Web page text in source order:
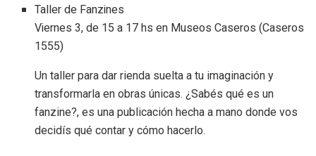
Taller de Fanzines
Viernes 3, de 15 a 17 hs en Museos Caseros (Caseros
1555)
Un taller para dar rienda suelta a tu imaginación y
transformarla en obras únicas. ¿Sabés qué es un
fanzine?, es una publicación hecha a mano donde vos
decidís qué contar y cómo hacerlo.